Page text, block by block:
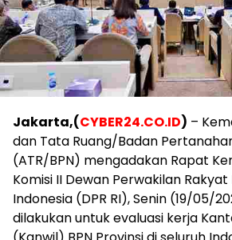
Jakarta,(CYBER24.CO.ID) –
dan Tata Ruang/Badan
(ATR/BPN) mengadakan Rapat
Komisi II Dewan Perwakilan
Indonesia (DPR RI), Senin (19/05/
dilakukan untuk evaluasi kerja